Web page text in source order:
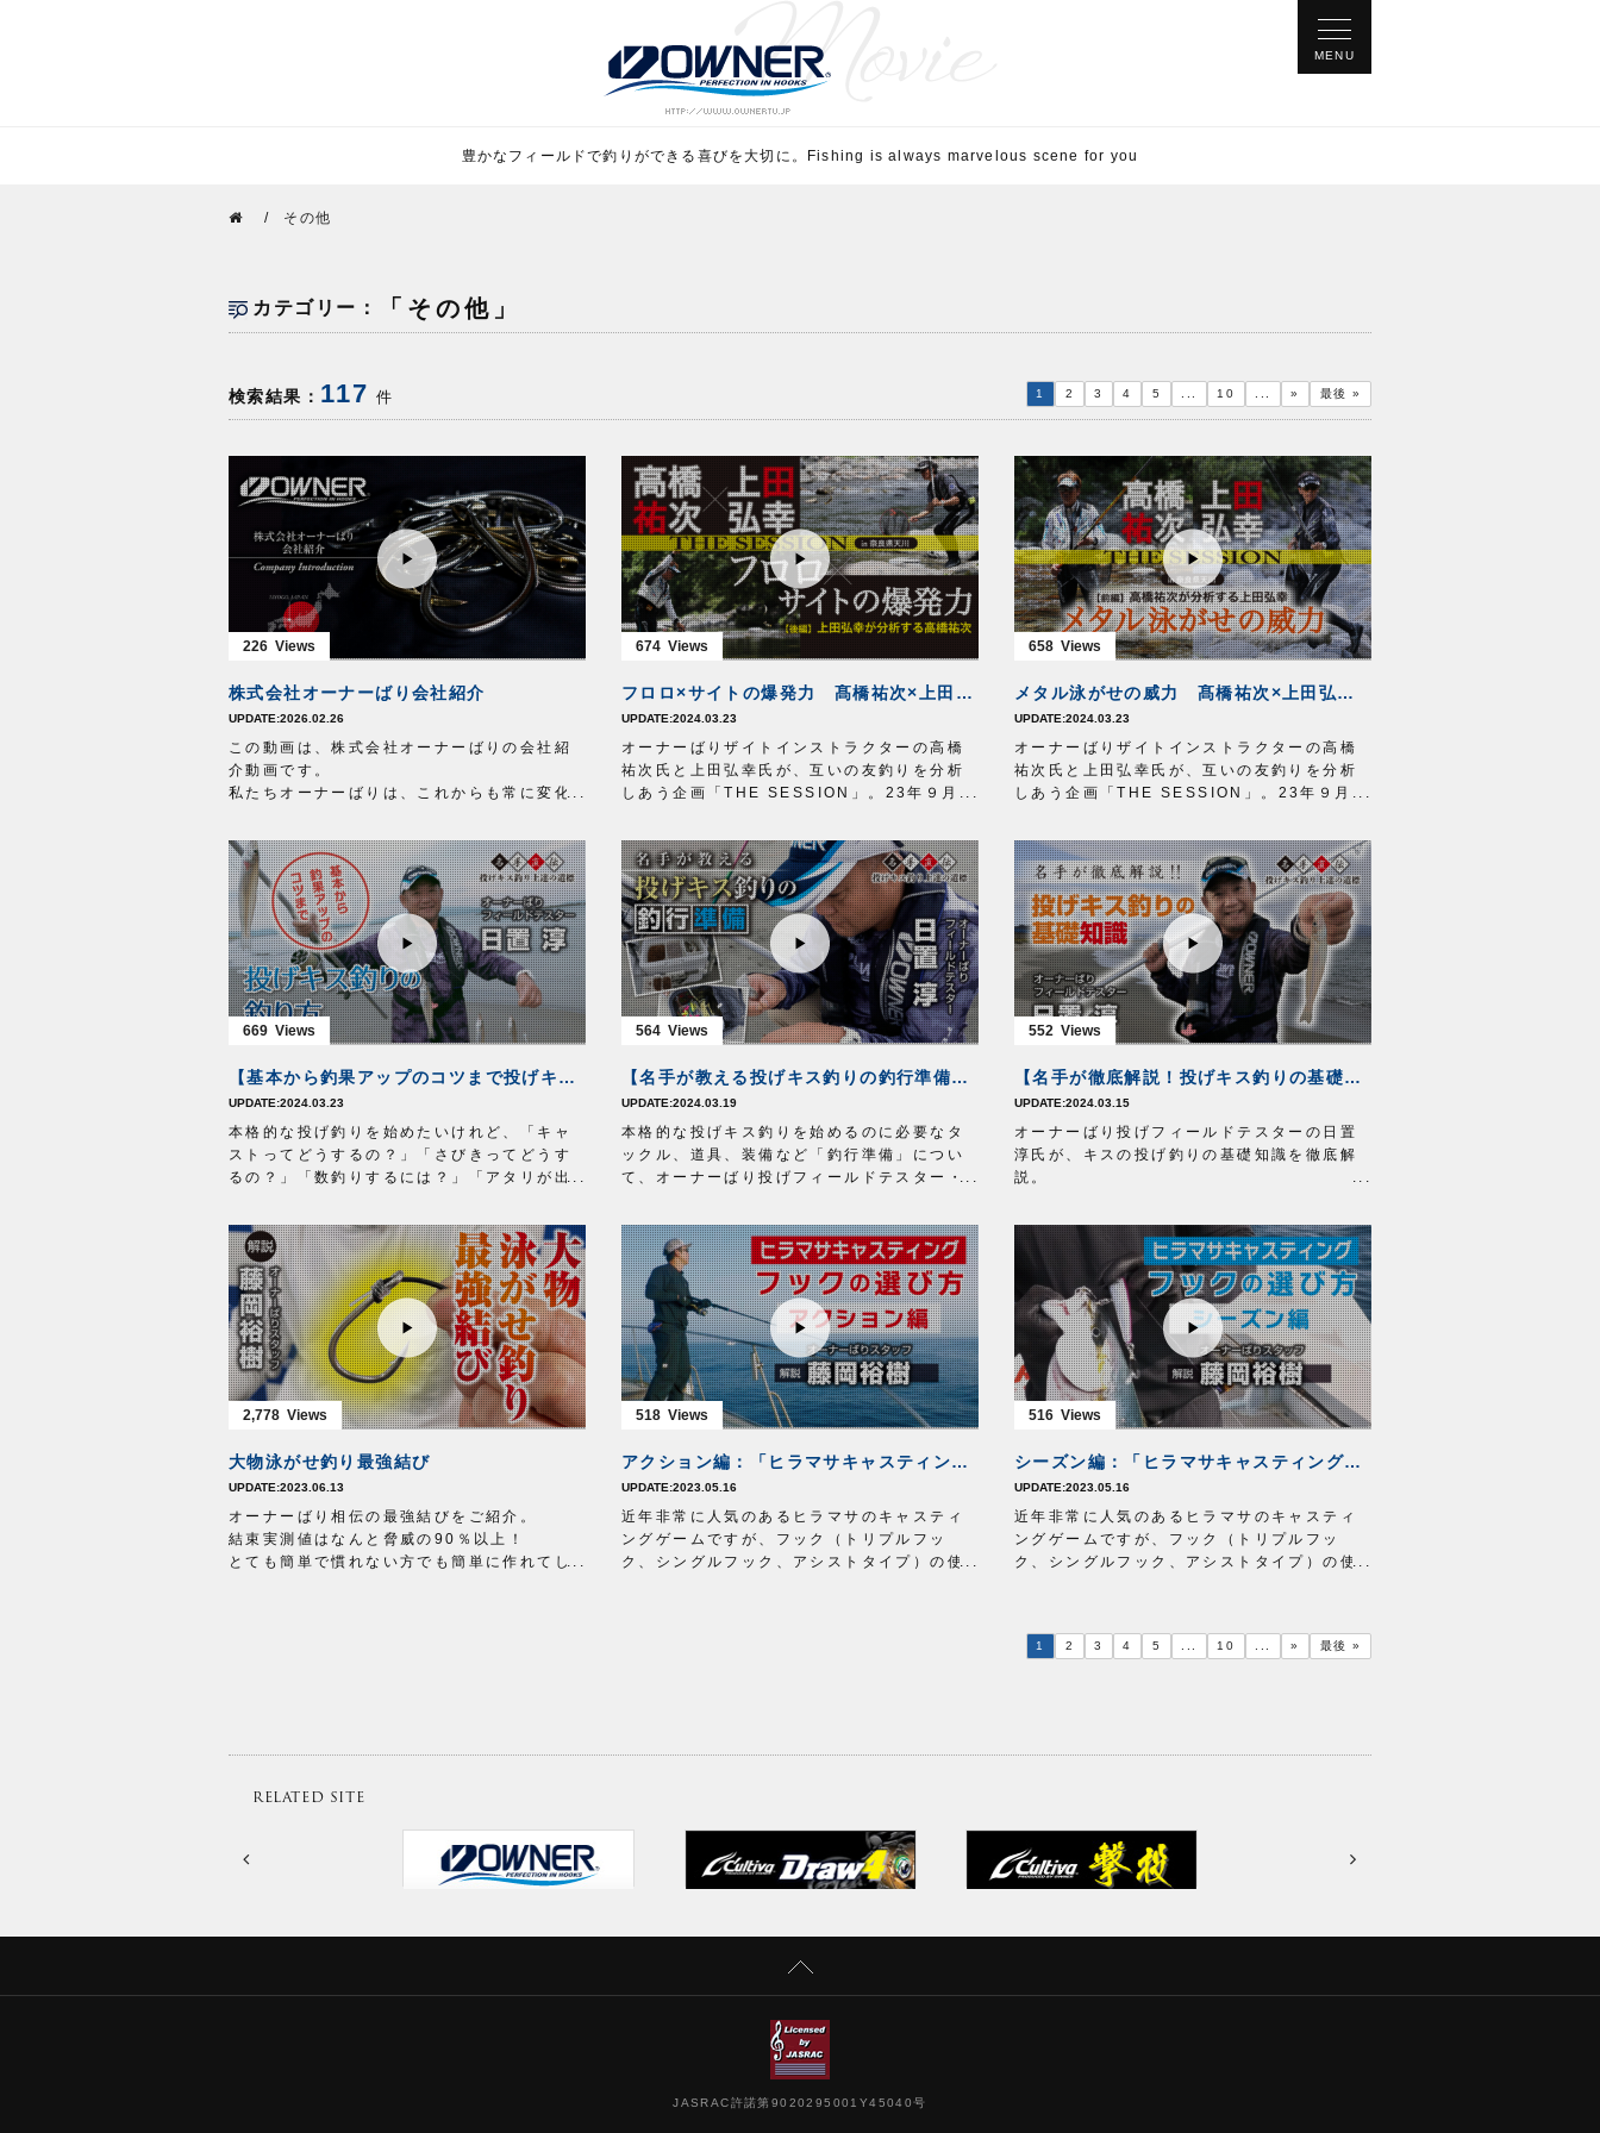
豊かなフィールドで釣りができる喜びを大切に。Fishing is always marvelous scene for you
その他
カテゴリー： 「その他」
117 1 2 3 4 5 10 » 最後 »
226
株式会社オーナーばり会社紹介
2026.02.26
この動画は、株式会社オーナーばりの会社紹
介動画です。
私たちオーナーばりは、これからも常に変化
向上を追求し、関係する全ての方の成果と喜
びの最大化を目指します。
概要や沿革等はホームページをご覧くださ
い。
https://www.owner.co.jp/about/
674
フロロ×サイトの爆発力 髙橋祐次×上田弘幸 THE SESSION【後編】
2024.03.23
オーナーばりザイトインストラクターの高橋
祐次氏と上田弘幸氏が、互いの友釣りを分析
しあう企画「THE SESSION」。23年９月に
します。
後半の今回は、フロロラインの泳がせ釣りの
名手・高橋祐次氏の釣りを、メタルラインを
使った友釣りを得意とする上田弘幸氏が隣で
観察しながら分析。名手ならではの着眼点
で、高橋氏の友釣りを丸裸にします。
■タックル
竿 シモツケ・MJBマイスターバージョン
90TG
天上道糸AD0.6号
回転リリアン極小
目印プロ目印
水中糸 ザイト・鮎フロロ 0.175号5m
鼻かん仕掛糸FC0.8号25㎝を直結
プロフック鼻かん6.8mm 両編み付け移動式
白一体サカサ（速攻）1号
ザイト・鮎トップハリスフロロ1.2号
秀尖、一角SP、妃刃6.5号4本イカリ、J-
TOP7号4本イカリ
■取材場所 奈良県 天川
658
メタル泳がせの威力 髙橋祐次×上田弘幸 THE SESSION【前編】
2024.03.23
オーナーばりザイトインストラクターの高橋
祐次氏と上田弘幸氏が、互いの友釣りを分析
しあう企画「THE SESSION」。23年９月に
します。
前半の今回は、メタルラインを使った友釣り
を得意とする上田弘幸氏の釣りを、フロロラ
インの泳がせ釣りの名手・高橋祐次氏が隣で
観察しながら分析。名手ならではの着眼点
で、上田氏の友釣りを丸裸にします。
■タックル
竿 DAIWA・銀影競技スペシャルA H90
天上糸天上道糸PE0.3号
編み付け移動式
上ツケ糸ザイト・鮎フロロ0.6号 20cm
PEで編み付け
目印 プロ目印 上4つ、下2つ
水中糸 メルファTGⅡ0.07号6.5m
編み付け
鼻かん仕掛糸FC0.6号20㎝を電車結びで接続
ライトチューブ鼻かん6.5m 片編み付け移動
式（編み付け部分を水中糸側に）
一体忍サカサ2号
ザイト・鮎ストレッチハリスソフト0.8～1.2
秀尖 、キメラ6.5号4本イカリ
■取材場所 奈良県 天川
669
【基本から釣果アップのコツまで投げキス釣りの釣り方を紹介】名手直伝～投げキス釣り上達の道標～
2024.03.23
本格的な投げ釣りを始めたいけれど、「キャ
ストってどうするの？」「さびきってどうす
るの？」「数釣りするには？」「アタリが出
に、経験豊富なオーナーばり投げフィールド
テスターの日置淳氏がお答えします。
テキストでの解説はオーナーばりwebsiteの
「Fishing Topics」をご参照ください。
564
【名手が教える投げキス釣りの釣行準備】名手直伝～投げキス釣り上達の道標～
2024.03.19
本格的な投げキス釣りを始めるのに必要なタ
ックル、道具、装備など「釣行準備」につい
て、オーナーばり投げフィールドテスター・
アイテムも紹介します！
テキストでの解説はオーナーばりwebsiteの
「Fishing Topics」をご参照ください。
https://www.owner.co.jp/blog/fishing/34326/
552
【名手が徹底解説！投げキス釣りの基礎知識】名手直伝 ～投げキス釣り上達の道標～
2024.03.15
オーナーばり投げフィールドテスターの日置
淳氏が、キスの投げ釣りの基礎知識を徹底解
説。
な魚？」「キスの着き場は？」などなど、本
格的な投げ釣り入門者が知りたい基本的な知
識をお教えします！
テキストでの解説はオーナーばりwebsiteの
「Fishing Topics」をご参照ください。
2,778
大物泳がせ釣り最強結び
2023.06.13
オーナーばり相伝の最強結びをご紹介。
結束実測値はなんと脅威の90％以上！
とても簡単で慣れない方でも簡単に作れてし
518
アクション編：「ヒラマサキャスティング」フックの選び方
2023.05.16
近年非常に人気のあるヒラマサのキャスティ
ングゲームですが、フック（トリプルフッ
ク、シングルフック、アシストタイプ）の使
516
シーズン編：「ヒラマサキャスティング」フックの選び方
2023.05.16
近年非常に人気のあるヒラマサのキャスティ
ングゲームですが、フック（トリプルフッ
ク、シングルフック、アシストタイプ）の使
ばりスタッフの藤岡裕樹が、シーズンごとの
フック選択について解説します。
アクション編
1 2 3 4 5 10 » 最後 »
RELATED SITE
JASRAC許諾第9020295001Y45040号